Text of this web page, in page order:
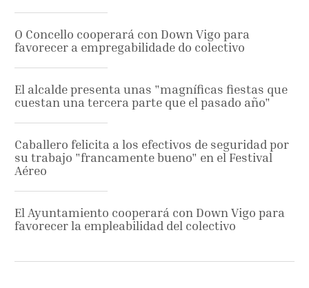
O Concello cooperará con Down Vigo para
favorecer a empregabilidade do colectivo
El alcalde presenta unas "magníficas fiestas que
cuestan una tercera parte que el pasado año"
Caballero felicita a los efectivos de seguridad por
su trabajo "francamente bueno" en el Festival
Aéreo
El Ayuntamiento cooperará con Down Vigo para
favorecer la empleabilidad del colectivo